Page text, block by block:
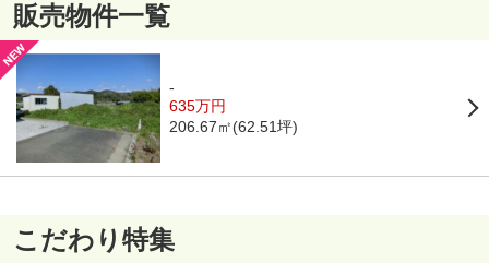
販売物件一覧
-
635万円
206.67㎡(62.51坪)
こだわり特集